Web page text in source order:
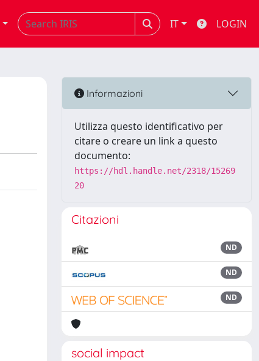
IT LOGIN
Informazioni
Utilizza questo identificativo per
citare o creare un link a questo
documento:
https://hdl.handle.net/2318/15269
20
Citazioni
ND
ND
ND
social impact